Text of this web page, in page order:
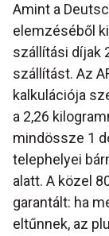
Amint a
elemzéséből
szállítási díjak
szállítást. Az
kalkulációja
a 2,26
mindössze 1
telephelyei
alatt. A közel
garantált: ha
eltűnnek, az